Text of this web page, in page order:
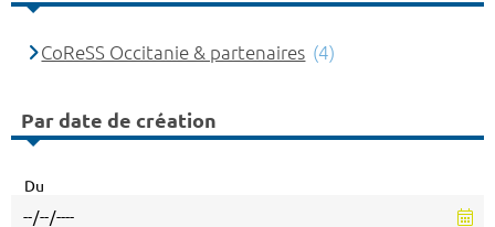
CoReSS Occitanie & partenaires (4)
Par date de création
Du